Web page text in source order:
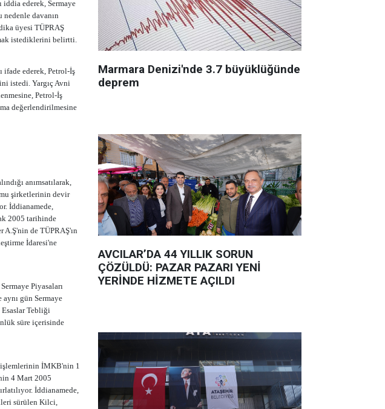
iddia ederek, Sermaye
nedenle davanın
üyesi TÜPRAŞ
istediklerini belirtti.
ifade ederek, Petrol-İş
istedi. Yargıç Avni
Petrol-İş
değerlendirilmesine
anımsatılarak,
şirketlerinin devir
İddianamede,
2005 tarihinde
A.Ş'nin de TÜPRAŞ'ın
İdaresi'ne
Piyasaları
gün Sermaye
Esaslar Tebliği
süre içerisinde
işlemlerinin İMKB'nin 1
4 Mart 2005
İddianamede,
sürülen Kilci,
Marmara Denizi'nde 3.7 büyüklüğünde
deprem
AVCILAR’DA 44 YILLIK SORUN
ÇÖZÜLDÜ: PAZAR PAZARI YENİ
YERİNDE HİZMETE AÇILDI